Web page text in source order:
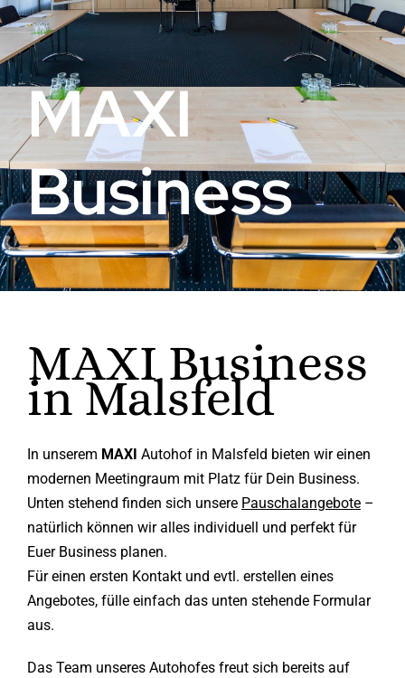
MAXI
Business
MAXI Business
in Malsfeld
In unserem MAXI Autohof in Malsfeld bieten wir einen
modernen Meetingraum mit Platz für Dein Business.
Unten stehend finden sich unsere Pauschalangebote–
natürlich können wir alles individuell und perfekt für
Euer Business planen.
Für einen ersten Kontakt und evtl. erstellen eines
Angebotes, fülle einfach das unten stehende Formular
aus.
Das Team unseres Autohofes freut sich bereits auf